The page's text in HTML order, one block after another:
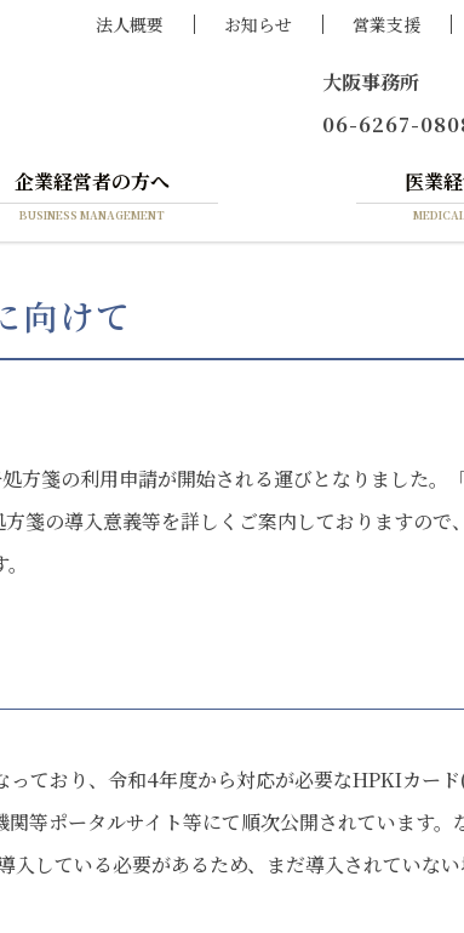
法人概要 お知らせ 営業支援
大阪事務所
06-6267-
企業経営者の方へ
BUSINESS MANAGEMENT
医業
向けて
方箋の利用申請が開始される運びとなりました。
方箋の導入意義等を詳しくご案内しておりますので
ており、令和4年度から対応が必要なHPKIカー
等ポータルサイト等にて順次公開されています。
している必要があるため、まだ導入されていな